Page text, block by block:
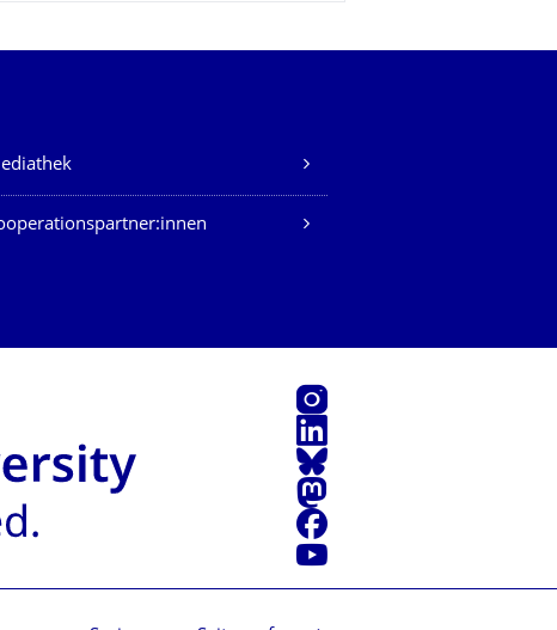
Instagram
LinkedIn
Bluesky
Mastodon
Facebook
Youtube